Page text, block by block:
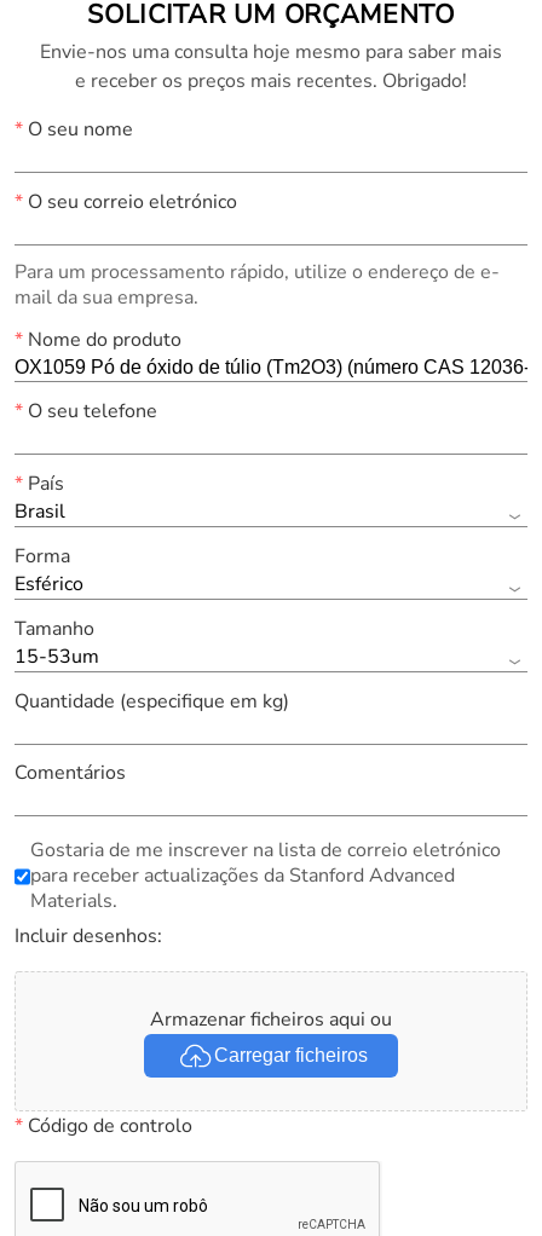
SOLICITAR UM ORÇAMENTO
Envie-nos uma consulta hoje mesmo para saber mais
e receber os preços mais recentes. Obrigado!
*O seu nome
*O seu correio eletrónico
Para um processamento rápido, utilize o endereço de e-
mail da sua empresa.
*Nome do produto
*O seu telefone
*País
Brasil
Forma
Esférico
Tamanho
15-53um
Quantidade (especifique em kg)
Comentários
Gostaria de me inscrever na lista de correio eletrónico
para receber actualizações da Stanford Advanced
Materials.
Incluir desenhos:
Armazenar ficheiros aqui ou
Carregar ficheiros
*Código de controlo